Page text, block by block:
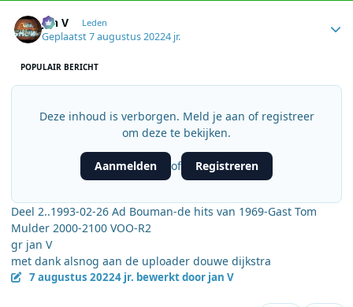
jan V Leden
Geplaatst7 augustus 20224 jr.
POPULAIR BERICHT
Deze inhoud is verborgen. Meld je aan of registreer
om deze te bekijken.
Aanmelden of Registreren
Deel 2..1993-02-26 Ad Bouman-de hits van 1969-Gast Tom
Mulder 2000-2100 VOO-R2
gr jan V
met dank alsnog aan de uploader douwe dijkstra
7 augustus 20224 jr. bewerkt door jan V